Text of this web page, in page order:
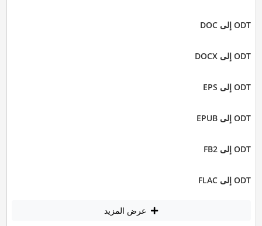
ODT إلى DOC
ODT إلى DOCX
ODT إلى EPS
ODT إلى EPUB
ODT إلى FB2
ODT إلى FLAC
عرض المزيد